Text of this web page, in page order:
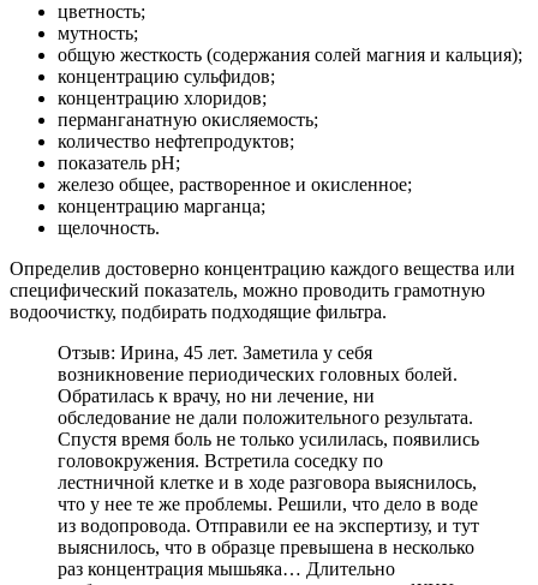
цветность;
мутность;
общую жесткость (содержания солей магния и кальция);
концентрацию сульфидов;
концентрацию хлоридов;
перманганатную окисляемость;
количество нефтепродуктов;
показатель рН;
железо общее, растворенное и окисленное;
концентрацию марганца;
щелочность.
Определив достоверно концентрацию каждого вещества или
специфический показатель, можно проводить грамотную
водоочистку, подбирать подходящие фильтра.
Отзыв: Ирина, 45 лет. Заметила у себя
возникновение периодических головных болей.
Обратилась к врачу, но ни лечение, ни
обследование не дали положительного результата.
Спустя время боль не только усилилась, появились
головокружения. Встретила соседку по
лестничной клетке и в ходе разговора выяснилось,
что у нее те же проблемы. Решили, что дело в воде
из водопровода. Отправили ее на экспертизу, и тут
выяснилось, что в образце превышена в несколько
раз концентрация мышьяка… Длительно